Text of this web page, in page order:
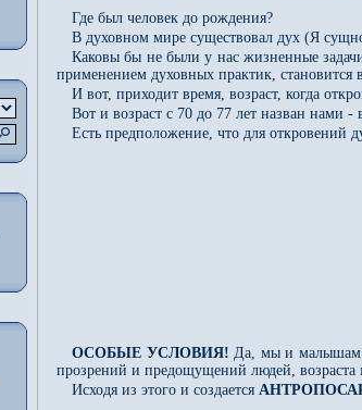
Где был человек до рождения?
В духовном мире существовал дух (Я
Каковы бы не были у нас жизненные
применением духовных практик,
И вот, приходит время, возраст, когда
Вот и возраст с 70 до 77 лет назван нами -
Есть предположение, что для откровений
ОСОБЫЕ УСЛОВИЯ!Да, мы и малышам
прозрений и предощущений людей,
Исходя из этого и создается